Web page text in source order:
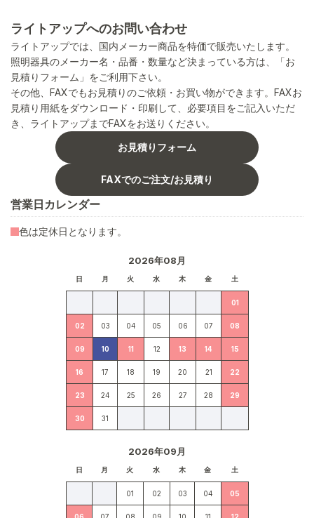
ライトアップへのお問い合わせ
ライトアップでは、国内メーカー商品を特価で販売いたします。
照明器具のメーカー名・品番・数量など決まっている方は、「お
見積りフォーム」をご利用下さい。
その他、FAXでもお見積りのご依頼・お買い物ができます。FAXお
見積り用紙をダウンロード・印刷して、必要項目をご記入いただ
き、ライトアップまでFAXをお送りください。
お見積りフォーム
FAXでのご注文/お見積り
営業日カレンダー
2026年08月
日 月 火 水 木 金 土
01
02 03 04 05 06 07 08
09 10 11 12 13 14 15
16 17 18 19 20 21 22
23 24 25 26 27 28 29
30 31
2026年09月
日 月 火 水 木 金 土
01 02 03 04 05
色は定休日となります。